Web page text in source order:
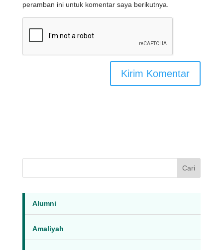
peramban ini untuk komentar saya berikutnya.
Cari
Alumni
Amaliyah